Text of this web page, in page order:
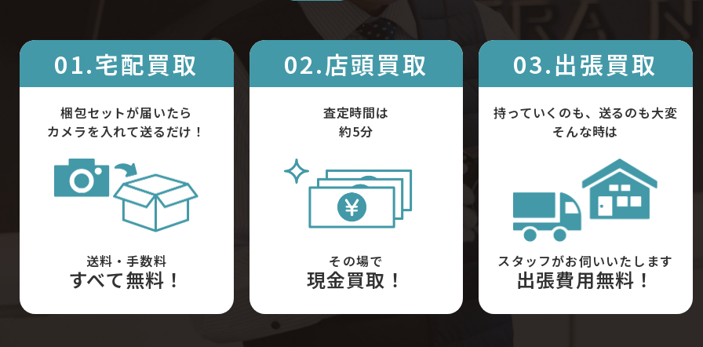
01.宅配買取
梱包セットが届いたら
カメラを入れて送るだけ！
送料・手数料
すべて無料！
02.店頭買取
査定時間は
約5分
その場で
現金買取！
03.出張買取
持っていくのも、送るのも大変
そんな時は
スタッフがお伺いいたします
出張費用無料！